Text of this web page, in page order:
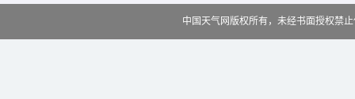
中国天气网版权所有，未经书面授权